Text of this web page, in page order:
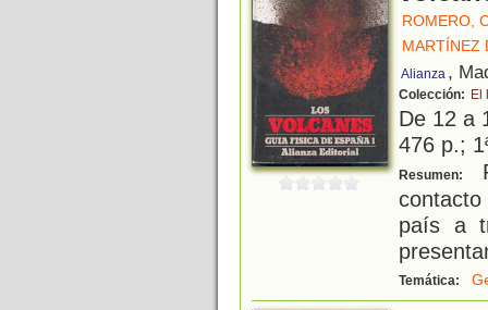
ROMERO,
MARTÍNEZ
Alianza ,
Colección: El
De 12 a
476 p.;
Resumen:
país a
Temática: